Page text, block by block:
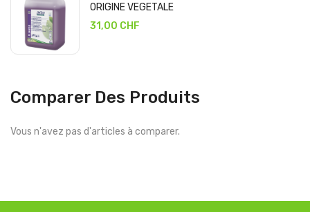
ORIGINE VEGETALE
31,00 CHF
Comparer Des Produits
Vous n'avez pas d'articles à comparer.